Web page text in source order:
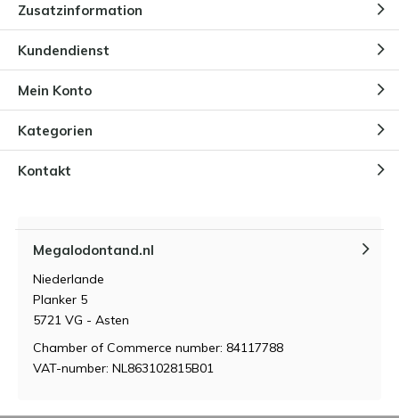
Zusatzinformation
Kundendienst
Mein Konto
Kategorien
Kontakt
Megalodontand.nl
Niederlande
Planker 5
5721 VG - Asten
Chamber of Commerce number: 84117788
VAT-number: NL863102815B01